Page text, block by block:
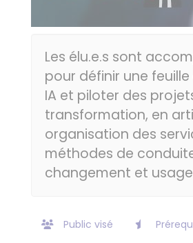
Les élu.e.s sont
pour définir une
IA et piloter des
transformation, en
organisation des
méthodes de
changement et
Public visé